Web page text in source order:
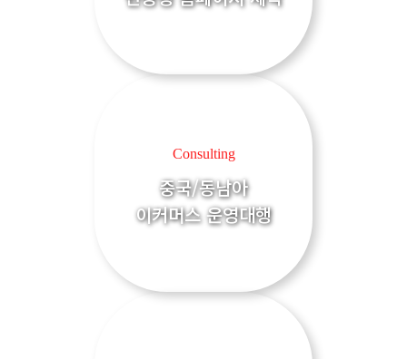
Consulting
중국/동남아
이커머스 운영대행